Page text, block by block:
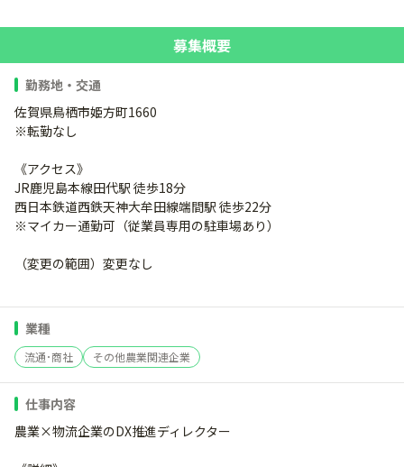
募集概要
勤務地・交通
佐賀県鳥栖市姫方町1660
※転勤なし
《アクセス》
JR鹿児島本線田代駅 徒歩18分
西日本鉄道西鉄天神大牟田線端間駅 徒歩22分
※マイカー通勤可（従業員専用の駐車場あり）
（変更の範囲）変更なし
業種
流通･商社 その他農業関連企業
仕事内容
農業×物流企業のDX推進ディレクター